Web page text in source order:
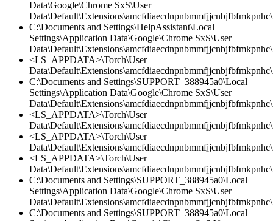
Data\Google\Chrome SxS\User
C:\Documents and Settings\HelpAssistant\Local
Settings\Application Data\Google\Chrome SxS\User
<LS_APPDATA>\Torch\User
C:\Documents and Settings\SUPPORT_388945a0\Local
Settings\Application Data\Google\Chrome SxS\User
<LS_APPDATA>\Torch\User
<LS_APPDATA>\Torch\User
<LS_APPDATA>\Torch\User
C:\Documents and Settings\SUPPORT_388945a0\Local
Settings\Application Data\Google\Chrome SxS\User
C:\Documents and Settings\SUPPORT_388945a0\Local